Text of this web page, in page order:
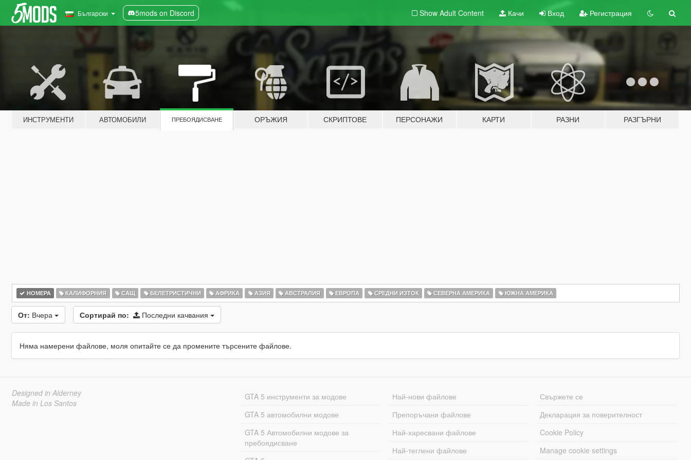
Български 5mods on Discord Show Adult Content Качи Вход Регистрация
ИНСТРУМЕНТИ АВТОМОБИЛИ ПРЕБОЯДИСВАНЕ ОРЪЖИЯ СКРИПТОВЕ ПЕРСОНАЖИ КАРТИ РАЗНИ РАЗГЪРНИ
НОМЕРА КАЛИФОРНИЯ САЩ БЕЛЕТРИСТИЧНИ АФРИКА АЗИЯ АВСТРАЛИЯ ЕВРОПА СРЕДНИ ИЗТОК СЕВЕРНА АМЕРИКА ЮЖНА АМЕРИКА
От: Вчера Сортирай по: Последни качвания
Няма намерени файлове, моля опитайте се да промените търсените файлове.
Designed in Alderney
Made in Los Santos
GTA 5 инструменти за модове
GTA 5 автомобилни модове
GTA 5 Автомобилни модове за
пребоядисване
Най-нови файлове
Препоръчани файлове
Най-харесвани файлове
Най-теглени файлове
Свържете се
Декларация за поверителност
Cookie Policy
Manage cookie settings